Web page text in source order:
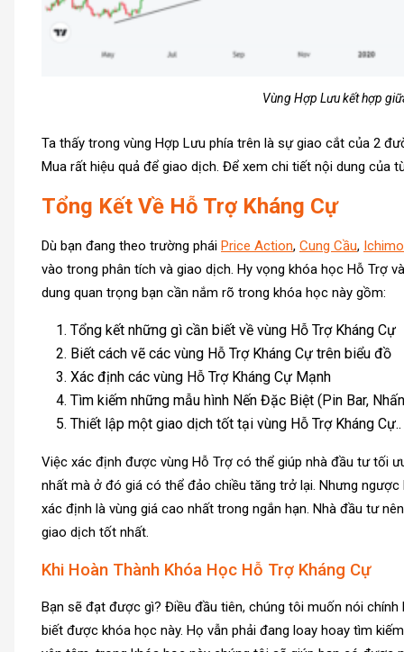
Vùng Hợp Lưu kết hợp
Ta thấy trong vùng Hợp Lưu phía trên là sự giao cắt của 2
Mua rất hiệu quả để giao dịch. Để xem chi tiết nội dung của
Tổng Kết Về Hỗ Trợ Kháng Cự
Dù bạn đang theo trường phái Price Action, Cung Cầu,
vào trong phân tích và giao dịch. Hy vọng khóa học Hỗ Trợ
dung quan trọng bạn cần nắm rõ trong khóa học này gồm:
Tổng kết những gì cần biết về vùng Hỗ Trợ Kháng Cự
Biết cách vẽ các vùng Hỗ Trợ Kháng Cự trên biểu đồ
Xác định các vùng Hỗ Trợ Kháng Cự Mạnh
Tìm kiếm những mẫu hình Nến Đặc Biệt (Pin Bar,
Thiết lập một giao dịch tốt tại vùng Hỗ Trợ Kháng Cự..
Việc xác định được vùng Hỗ Trợ có thể giúp nhà đầu tư tối
nhất mà ở đó giá có thể đảo chiều tăng trở lại. Nhưng
xác định là vùng giá cao nhất trong ngắn hạn. Nhà đầu tư
giao dịch tốt nhất.
Khi Hoàn Thành Khóa Học Hỗ Trợ Kháng Cự
Bạn sẽ đạt được gì? Điều đầu tiên, chúng tôi muốn nói
biết được khóa học này. Họ vẫn phải đang loay hoay tìm